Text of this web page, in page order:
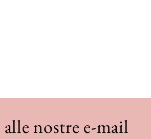
nostre e-mail